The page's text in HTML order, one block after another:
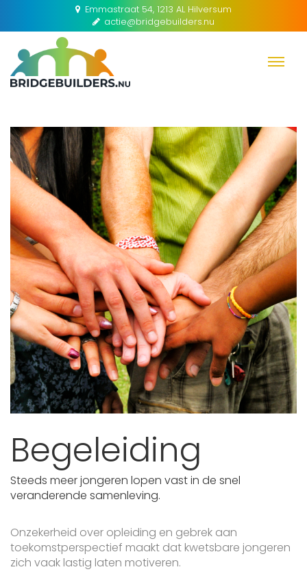
Emmastraat 54, 1213 AL Hilversum
actie@bridgebuilders.nu
Begeleiding
Steeds meer jongeren lopen vast in de snel
veranderende samenleving.
Onzekerheid over opleiding en gebrek aan
toekomstperspectief maakt dat kwetsbare jongeren
zich vaak lastig laten motiveren.